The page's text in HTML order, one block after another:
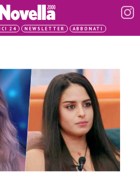
24 NEWSLETTER ABBONATI